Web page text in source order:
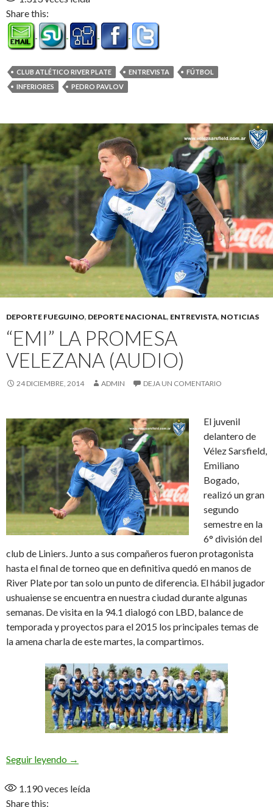
Share this:
CLUB ATLÉTICO RIVER PLATE ENTREVISTA
FÚTBOL
INFERIORES
PEDRO PAVLOV
DEPORTE FUEGUINO, DEPORTE NACIONAL, ENTREVISTA, NOTICIAS
“EMI” LA PROMESA
VELEZANA (AUDIO)
24 DICIEMBRE, 2014 ADMIN DEJA UN COMENTARIO
El juvenil
delantero de
Vélez Sarsfield,
Emiliano
Bogado,
realizó un gran
segundo
semestre en la
6° división del
club de Liniers. Junto a sus compañeros fueron protagonista
hasta el final de torneo que en definitiva quedó en manos de
River Plate por tan solo un punto de diferencia. El hábil jugador
ushuaiense se encuentra en nuestra ciudad durante algunas
semanas. De visita en la 94.1 dialogó con LBD, balance de
temporada y proyectos para el 2015 los principales temas de
la amena charla de este martes, la compartimos.
Seguir leyendo “Emi” la promesa velezana (Audio)
→
1.190veces leída
Share this: